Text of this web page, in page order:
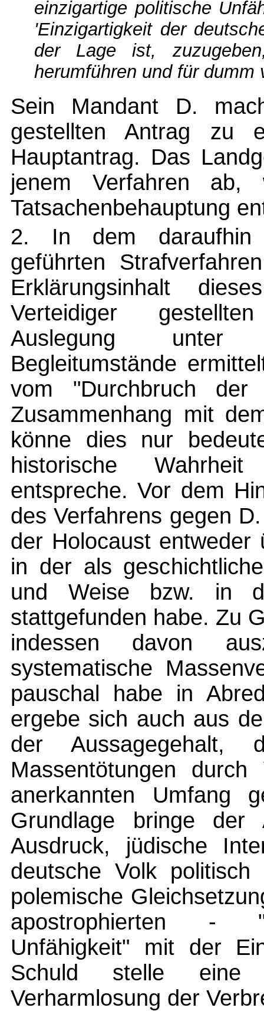
einzigartige politische
'Einzigartigkeit der
der Lage ist,
herumführen und für dumm
Sein Mandant D.
gestellten Antrag zu
Hauptantrag. Das
jenem Verfahren ab,
Tatsachenbehauptung
2. In dem daraufhin
geführten
Erklärungsinhalt
Verteidiger
Auslegung unter
Begleitumstände
vom "Durchbruch der
Zusammenhang mit
könne dies nur
historische
entspreche. Vor dem
des Verfahrens gegen
der Holocaust entweder
in der als
und Weise bzw. in
stattgefunden habe. Zu
indessen davon
systematische
pauschal habe in
ergebe sich auch aus
der
Massentötungen
anerkannten Umfang
Grundlage bringe
Ausdruck, jüdische
deutsche Volk
polemische
apostrophierten -
Unfähigkeit" mit der
Schuld stelle eine
Verharmlosung der